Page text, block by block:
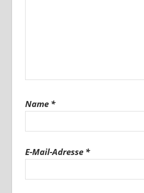
Name *
E-Mail-Adresse *